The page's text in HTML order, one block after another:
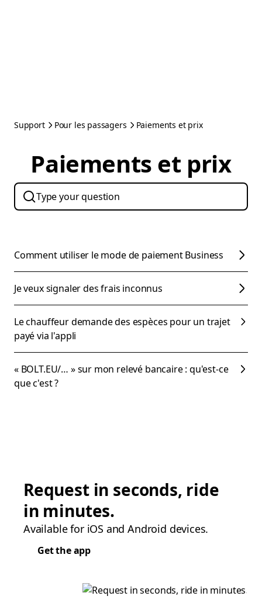
Support Pour les passagers Paiements et prix
Paiements et prix
Comment utiliser le mode de paiement Business
Je veux signaler des frais inconnus
Le chauffeur demande des espèces pour un trajet
payé via l'appli
« BOLT.EU/… » sur mon relevé bancaire : qu'est-ce
que c'est ?
Request in seconds, ride
in minutes.
Available for iOS and Android devices.
Get the app